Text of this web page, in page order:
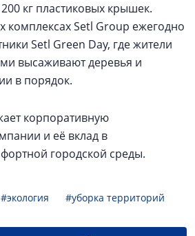
кг пластиковых крышек.
комплексах Setl Group ежегодно
Setl Green Day, где жители
высаживают деревья и
в порядок.
корпоративную
и её вклад в
городской среды.
#экология #уборка территорий